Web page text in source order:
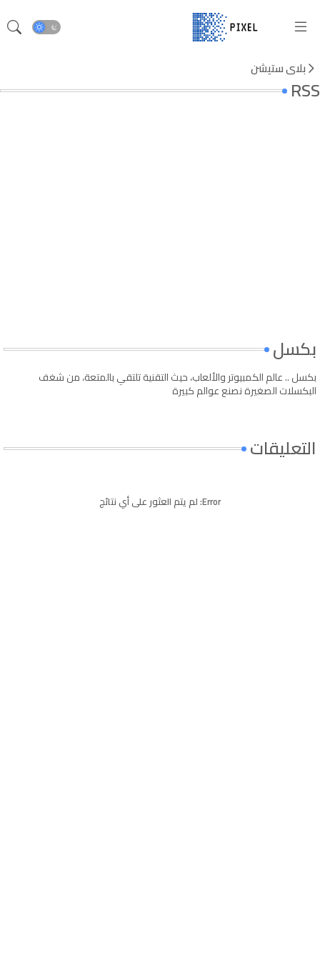
بلاي ستيشن
RSS
بكسل
بكسل .. عالم الكمبيوتر والألعاب، حيث التقنية تلتقي بالمتعة، من شغف
البكسلات الصغيرة نصنع عوالم كبيرة
التعليقات
Error: لم يتم العثور على أي نتائج